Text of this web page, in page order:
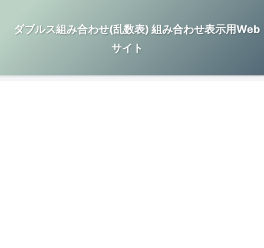
ダブルス組み合わせ(乱数表) 組み合わせ表示用Web
サイト